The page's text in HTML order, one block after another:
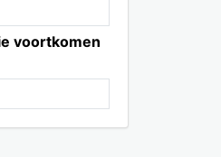
voortkomen